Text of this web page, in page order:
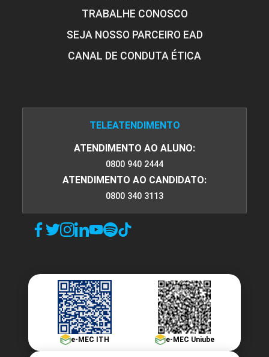
TRABALHE CONOSCO
SEJA NOSSO PARCEIRO EAD
CANAL DE CONDUTA ÉTICA
TELEATENDIMENTO
ATENDIMENTO AO ALUNO:
0800 940 2444
ATENDIMENTO AO CANDIDATO:
0800 340 3113
e-MEC ITH e-MEC Uniube